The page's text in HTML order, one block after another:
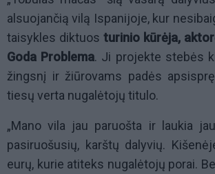
alsuojančią vilą Ispanijoje, kur
taisykles diktuos turinio kūrėja,
Goda Problema. Ji projekte stebės
žingsnį ir žiūrovams padės
tiesų verta nugalėtojų titulo.
„Mano vila jau paruošta ir laukia
pasiruošusių, karštų dalyvių.
eurų, kurie atiteks nugalėtojų porai.